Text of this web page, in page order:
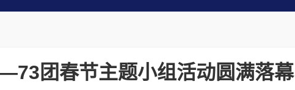
团春节主题小组活动圆满落幕